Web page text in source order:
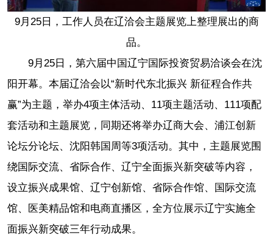
9月25日，工作人员在辽洽会主题展览上整理展出的商
品。
9月25日，第六届中国辽宁国际投资贸易洽谈会在沈
阳开幕。本届辽洽会以“新时代东北振兴 新征程合作共
赢”为主题，举办4项主体活动、11项主题活动、111项配
套活动和主题展览，同期还将举办辽商大会、浦江创新
论坛分论坛、沈阳韩国周等3项活动。其中，主题展览围
绕国际交流、省际合作、辽宁全面振兴新突破等内容，
设立振兴成果馆、辽宁创新馆、省际合作馆、国际交流
馆、医美精品馆和电商直播区，全方位展示辽宁实施全
面振兴新突破三年行动成果。